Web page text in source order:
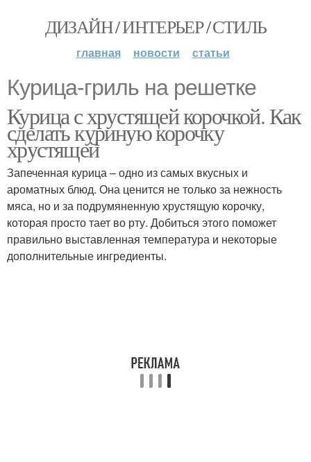
ДИЗАЙН / ИНТЕРЬЕР / СТИЛЬ
главная новости статьи
Курица-гриль на решетке
Курица с хрустящей корочкой. Как
сделать куриную корочку
хрустящей
Запеченная курица – одно из самых вкусных и
ароматных блюд. Она ценится не только за нежность
мяса, но и за подрумяненную хрустящую корочку,
которая просто тает во рту. Добиться этого поможет
правильно выставленная температура и некоторые
дополнительные ингредиенты.